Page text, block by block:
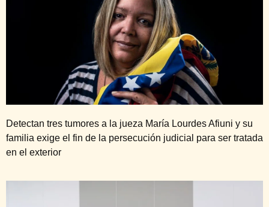
Detectan tres tumores a la jueza María Lourdes Afiuni y su
familia exige el fin de la persecución judicial para ser tratada
en el exterior